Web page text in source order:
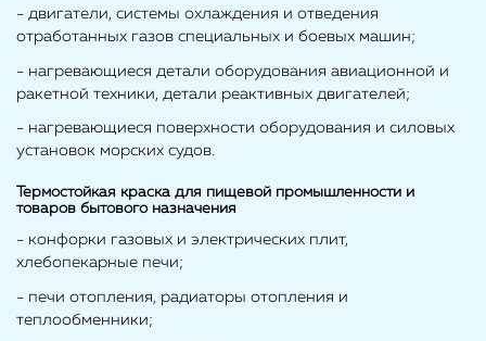
- двигатели, системы охлаждения и отведения
отработанных газов специальных и боевых машин;
- нагревающиеся детали оборудования авиационной и
ракетной техники, детали реактивных двигателей;
- нагревающиеся поверхности оборудования и силовых
установок морских судов.
Термостойкая краска для пищевой промышленности и
товаров бытового назначения
- конфорки газовых и электрических плит,
хлебопекарные печи;
- печи отопления, радиаторы отопления и
теплообменники;